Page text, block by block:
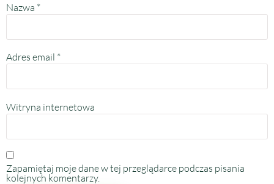
Nazwa *
Adres email *
Witryna internetowa
Zapamiętaj moje dane w tej przeglądarce podczas pisania
kolejnych komentarzy.